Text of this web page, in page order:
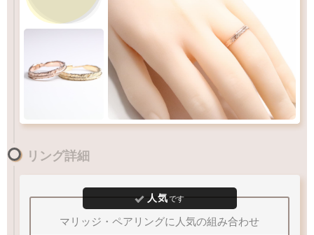
リングサイズガイド
リング詳細
人気です
マリッジ・ペアリングに人気の組み合わせ